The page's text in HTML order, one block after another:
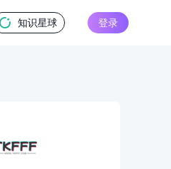
知识星球 登录